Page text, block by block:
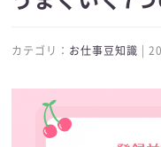
カテゴリ： お仕事豆知識 |